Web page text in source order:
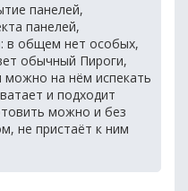
панелей,
панелей,
в общем нет особых,
обычный Пироги,
можно на нём испекать
и подходит
можно и без
не пристаёт к ним